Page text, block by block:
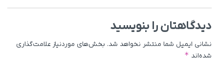
دیدگاهتان را بنویسید
نشانی ایمیل شما منتشر نخواهد شد. بخش‌های موردنیاز علامت‌گذاری
شده‌اند *